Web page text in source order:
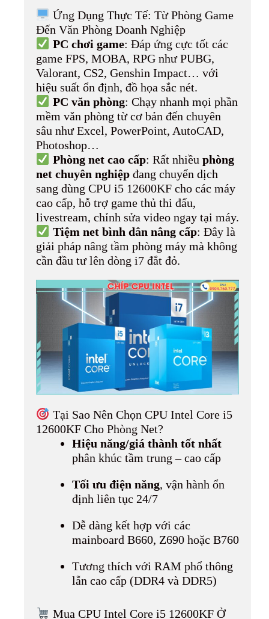
Ứng Dụng Thực Tế: Từ Phòng Game
Đến Văn Phòng Doanh Nghiệp
PC chơi game: Đáp ứng cực tốt các
game FPS, MOBA, RPG như PUBG,
Valorant, CS2, Genshin Impact… với
hiệu suất ổn định, đồ họa sắc nét.
PC văn phòng: Chạy nhanh mọi phần
mềm văn phòng từ cơ bản đến chuyên
sâu như Excel, PowerPoint, AutoCAD,
Photoshop…
Phòng net cao cấp: Rất nhiều phòng
net chuyên nghiệp đang chuyển dịch
sang dùng CPU i5 12600KF cho các máy
cao cấp, hỗ trợ game thủ thi đấu,
livestream, chỉnh sửa video ngay tại máy.
Tiệm net bình dân nâng cấp: Đây là
giải pháp nâng tầm phòng máy mà không
cần đầu tư lên dòng i7 đắt đỏ.
Tại Sao Nên Chọn CPU Intel Core i5
12600KF Cho Phòng Net?
Hiệu năng/giá thành tốt nhất
phân khúc tầm trung – cao cấp
Tối ưu điện năng, vận hành ổn
định liên tục 24/7
Dễ dàng kết hợp với các
mainboard B660, Z690 hoặc B760
Tương thích với RAM phổ thông
lẫn cao cấp (DDR4 và DDR5)
Mua CPU Intel Core i5 12600KF Ở